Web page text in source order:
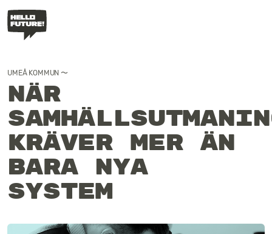
Case
Artiklar
UMEÅ KOMMUN 〜
När
kräver mer än
bara nya
system